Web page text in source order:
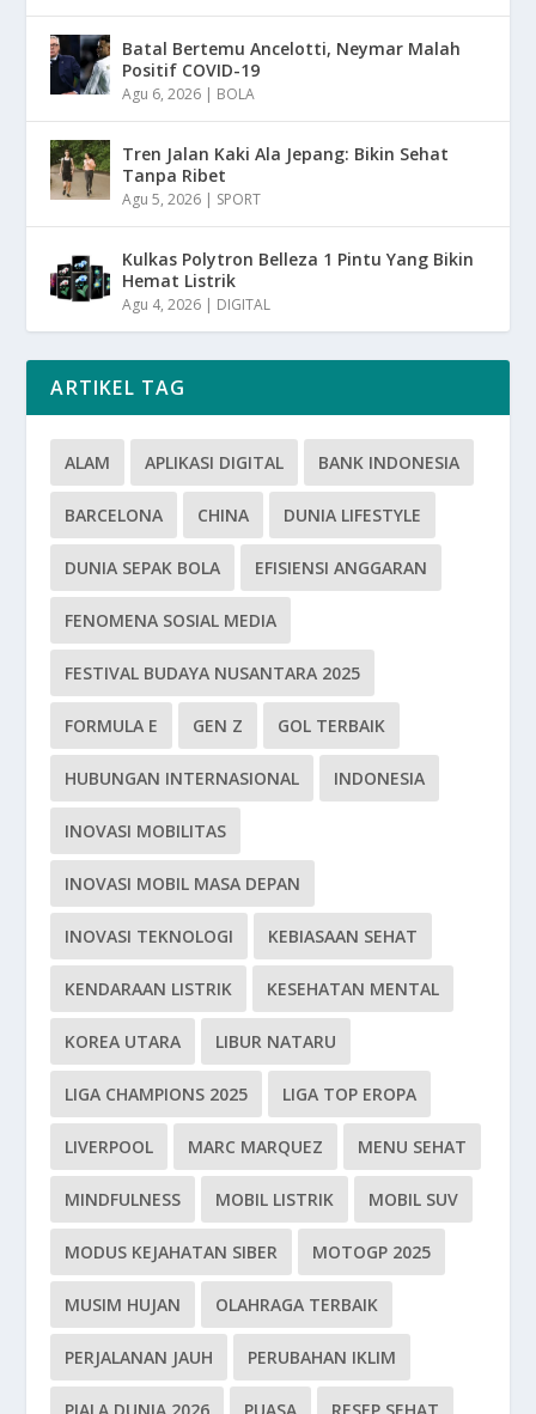
Batal Bertemu Ancelotti, Neymar Malah
Positif COVID-19
Agu 6, 2026 | BOLA
Tren Jalan Kaki Ala Jepang: Bikin Sehat
Tanpa Ribet
Agu 5, 2026 | SPORT
Kulkas Polytron Belleza 1 Pintu Yang Bikin
Hemat Listrik
Agu 4, 2026 | DIGITAL
ARTIKEL TAG
ALAM APLIKASI DIGITAL BANK INDONESIA
BARCELONA CHINA DUNIA LIFESTYLE
DUNIA SEPAK BOLA EFISIENSI ANGGARAN
FENOMENA SOSIAL MEDIA
FESTIVAL BUDAYA NUSANTARA 2025
FORMULA E GEN Z GOL TERBAIK
HUBUNGAN INTERNASIONAL INDONESIA
INOVASI MOBILITAS
INOVASI MOBIL MASA DEPAN
INOVASI TEKNOLOGI KEBIASAAN SEHAT
KENDARAAN LISTRIK KESEHATAN MENTAL
KOREA UTARA LIBUR NATARU
LIGA CHAMPIONS 2025 LIGA TOP EROPA
LIVERPOOL MARC MARQUEZ MENU SEHAT
MINDFULNESS MOBIL LISTRIK MOBIL SUV
MODUS KEJAHATAN SIBER MOTOGP 2025
MUSIM HUJAN OLAHRAGA TERBAIK
PERJALANAN JAUH PERUBAHAN IKLIM
PIALA DUNIA 2026 PUASA RESEP SEHAT